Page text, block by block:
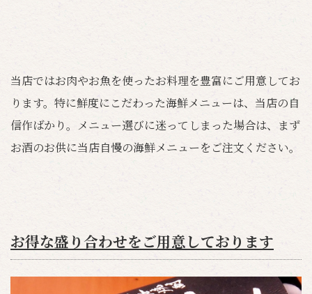
当店ではお肉やお魚を使ったお料理を豊富にご用意してお
ります。特に鮮度にこだわった海鮮メニューは、当店の自
信作ばかり。メニュー選びに迷ってしまった場合は、まず
お酒のお供に当店自慢の海鮮メニューをご注文ください。
お得な盛り合わせをご用意しております